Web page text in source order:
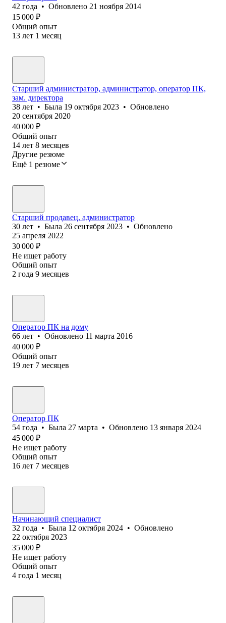
42 года • Обновлено 21 ноября 2014
15 000 ₽
Общий опыт
13 лет 1 месяц
Cтарший администратор, администратор, оператор ПК,
зам. директора
38 лет • Была 19 октября 2023 • Обновлено
20 сентября 2020
40 000 ₽
Общий опыт
14 лет 8 месяцев
Другие резюме
Ещё 1 резюме
Старший продавец, администратор
30 лет • Была 26 сентября 2023 • Обновлено
25 апреля 2022
30 000 ₽
Не ищет работу
Общий опыт
2 года 9 месяцев
Оператор ПК на дому
66 лет • Обновлено 11 марта 2016
40 000 ₽
Общий опыт
19 лет 7 месяцев
Оператор ПК
54 года • Была 27 марта • Обновлено 13 января 2024
45 000 ₽
Не ищет работу
Общий опыт
16 лет 7 месяцев
Начинающий специалист
32 года • Была 12 октября 2024 • Обновлено
22 октября 2023
35 000 ₽
Не ищет работу
Общий опыт
4 года 1 месяц